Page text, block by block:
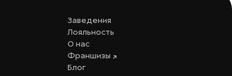
Заведения
Лояльность
О нас
Франшизы
Блог